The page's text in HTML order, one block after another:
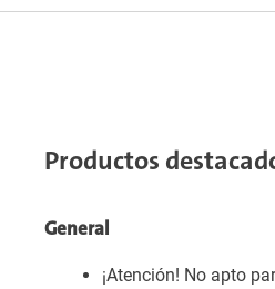
Productos
General
¡Atención! No apto